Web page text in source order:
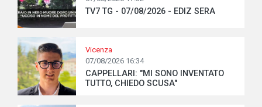
TV7 TG - 07/08/2026 - EDIZ SERA
Vicenza
07/08/2026 16:34
CAPPELLARI: "MI SONO INVENTATO
TUTTO, CHIEDO SCUSA"